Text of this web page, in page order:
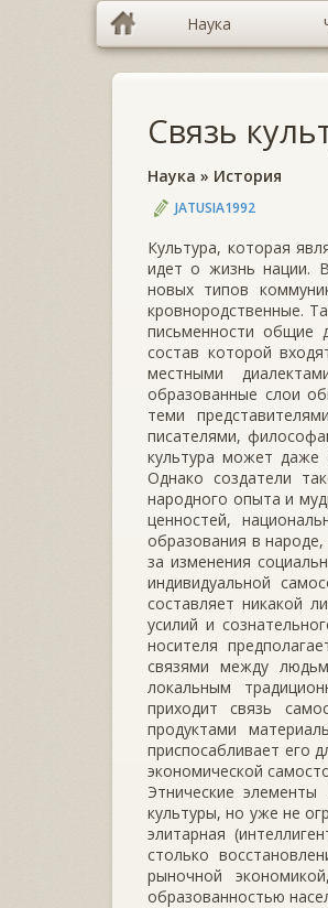
Наука
Связь
Наука » История
JATUSIA1992
Культура, которая
идет о жизнь нации. В
новых типов
кровнородственные.
письменности общие
состав которой
местными
образованные слои
теми
писателями,
культура может даже
Однако создатели
народного опыта и
ценностей,
образования в
за изменения
индивидуальной
составляет никакой
усилий и
носителя
связями между
локальным
приходит связь
продуктами
приспосабливает его
экономической
Этнические
культуры, но уже не
элитарная
столько
рыночной
образованностью